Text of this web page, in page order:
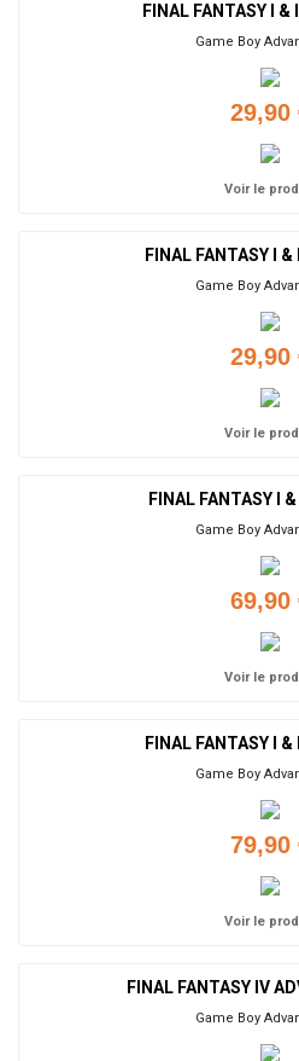
FINAL FANTASY I &
Game Boy
29,90
Voir le
FINAL FANTASY I &
Game Boy
29,90
Voir le
FINAL FANTASY I
Game Boy
69,90
Voir le
FINAL FANTASY I &
Game Boy
79,90
Voir le
FINAL FANTASY IV
Game Boy